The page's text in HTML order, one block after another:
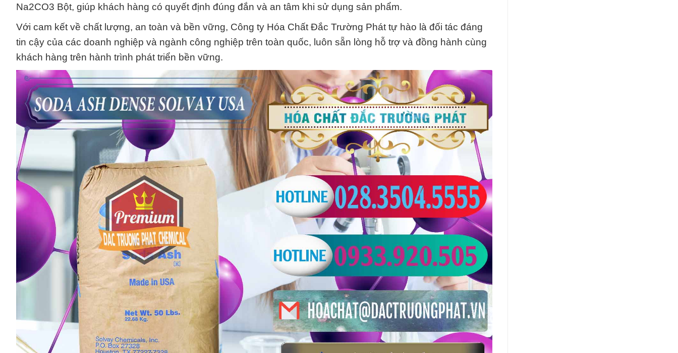
Na2CO3 Bột, giúp khách hàng có quyết định đúng đắn và an tâm khi sử dụng sản phẩm.
Với cam kết về chất lượng, an toàn và bền vững, Công ty Hóa Chất Đắc Trường Phát tự hào là đối tác đáng
tin cậy của các doanh nghiệp và ngành công nghiệp trên toàn quốc, luôn sẵn lòng hỗ trợ và đồng hành cùng
khách hàng trên hành trình phát triển bền vững.